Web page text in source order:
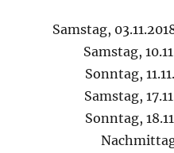
Samstag,
Samstag,
Sonntag,
Samstag,
Sonntag,